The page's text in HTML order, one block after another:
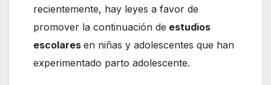
recientemente, hay leyes a favor de
promover la continuación de estudios
escolares en niñas y adolescentes que han
experimentado parto adolescente.